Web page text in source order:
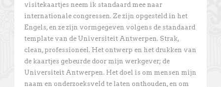
visitekaartjes neem ik standaard mee naar
internationale congressen. Ze zijn opgesteld in het
Engels, en ze zijn vormgegeven volgens de standaard
template van de Universiteit Antwerpen. Strak,
clean, professioneel. Het ontwerp en het drukken van
de kaartjes gebeurde door mijn werkgever; de
Universiteit Antwerpen. Het doel is om mensen mijn
naam en onderzoeksveld te laten onthouden, en om